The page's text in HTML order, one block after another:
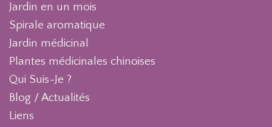
Jardin en un mois
Spirale aromatique
Jardin médicinal
Plantes médicinales chinoises
Qui Suis-Je ?
Blog / Actualités
Liens